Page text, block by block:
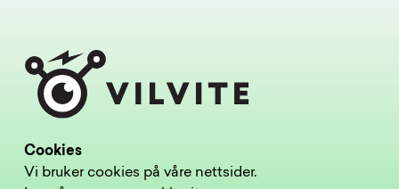
Cookies
Vi bruker cookies på våre nettsider.